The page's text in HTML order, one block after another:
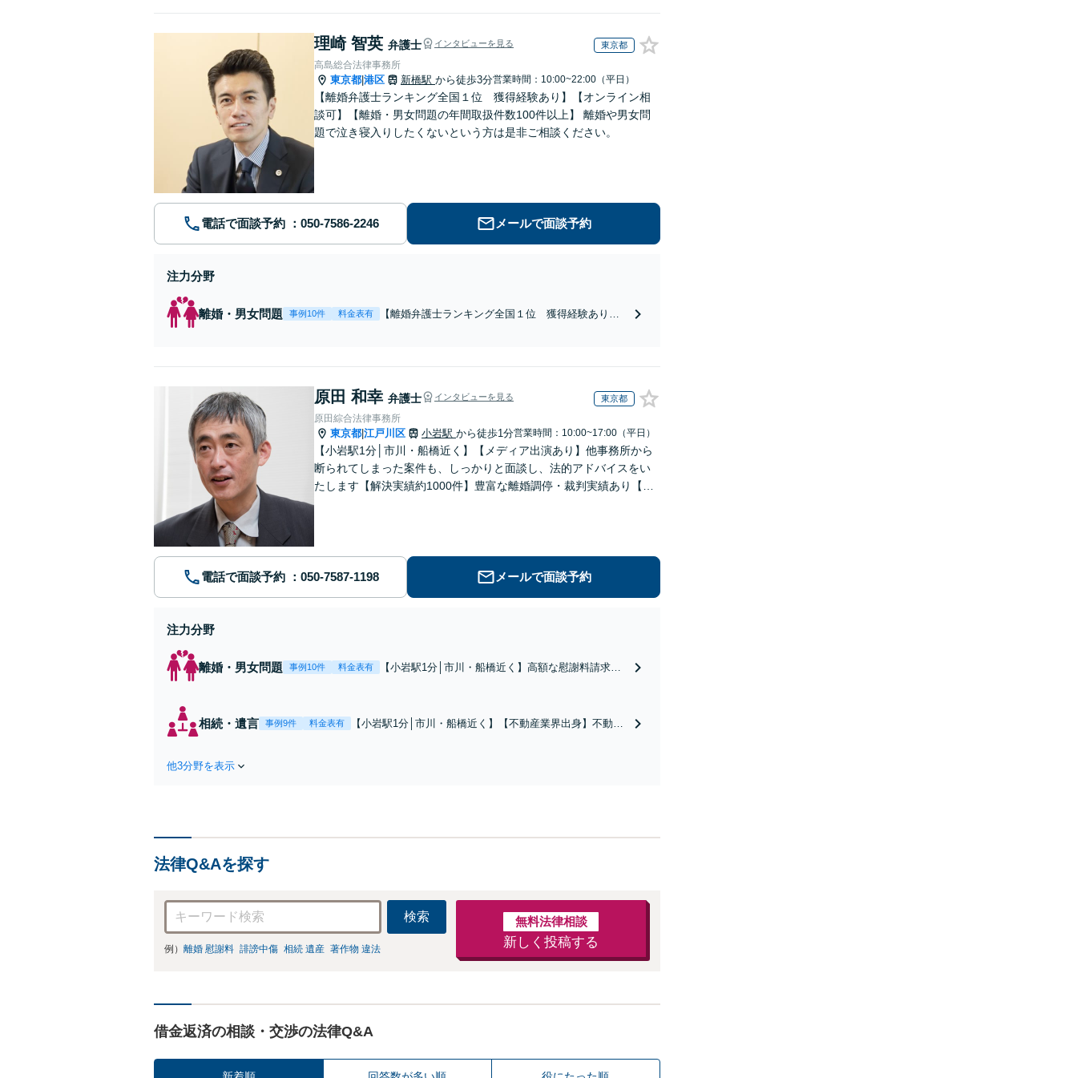
理崎 智英 弁護士 インタビューを見る 東京都
高島総合法律事務所
東京都 港区 新橋駅 から徒歩3分営業時間：10:00~22:00（平日）
【離婚弁護士ランキング全国１位 獲得経験あり】【オンライン相
談可】【離婚・男女問題の年間取扱件数100件以上】 離婚や男女問
題で泣き寝入りしたくないという方は是非ご相談ください。
電話で面談予約 メールで面談予約
注力分野
離婚・男女問題 事例10件 料金表有
【離婚弁護士ランキング全国１位 獲得経験あり】
原田 和幸 弁護士 インタビューを見る 東京都
原田綜合法律事務所
東京都 江戸川区 小岩駅 から徒歩1分営業時間：10:00~17:00（平日）
【小岩駅1分│市川・船橋近く】【メディア出演あり】他事務所から
断られてしまった案件も、しっかりと面談し、法的アドバイスをい
たします【解決実績約1000件】豊富な離婚調停・裁判実績あり【不
電話で面談予約 メールで面談予約
注力分野
離婚・男女問題 事例10件 料金表有
【小岩駅1分│市川・船橋近く】高額な慰謝料請求の
家の財産分与に対応！離婚に関するお悩みは、お気
軽にご相談ください【メディア出演】【早朝・夜間
相続・遺言 事例9件 料金表有
【小岩駅1分│市川・船橋近く】【不動産業界出身】不動産
他3分野を表示
法律Q&Aを探す
検索
例） 離婚 慰謝料 誹謗中傷 相続 遺産 著作物 違法
無料法律相談
新しく投稿する
借金返済の相談・交渉の法律Q&A